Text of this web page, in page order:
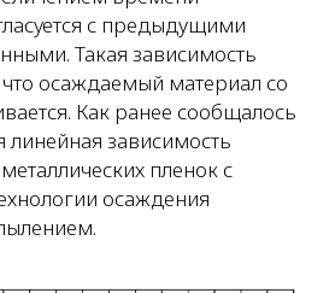
с предыдущими
Такая зависимость
осаждаемый материал со
Как ранее сообщалось
линейная зависимость
пленок с
осаждения